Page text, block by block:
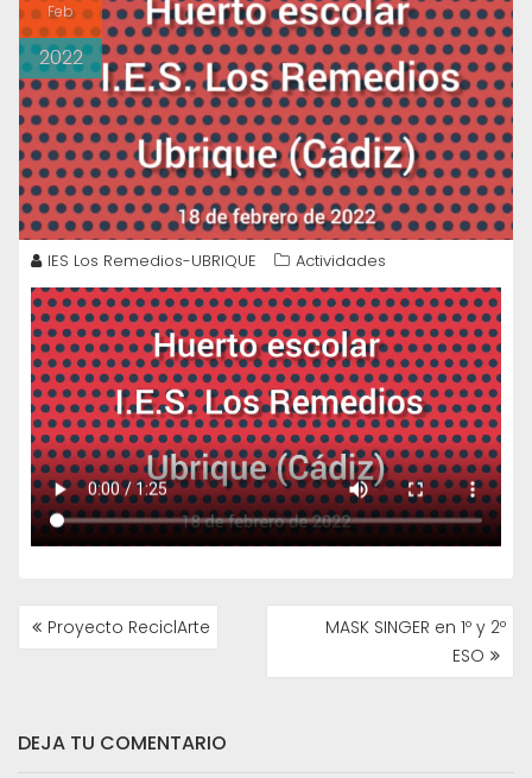
Feb
2022
IES Los Remedios-UBRIQUE Actividades
NAVEGACIÓN
DEProyecto ReciclArte
MASK SINGER en 1º y 2º
ESO
DEJA TU COMENTARIO